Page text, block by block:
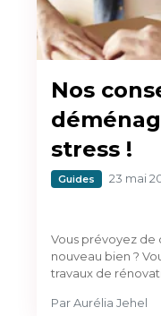
Nos
stress !
Guides 23 mai
Vous prévoyez de
nouveau bien ?
travaux de
Par Aurélia Jehel